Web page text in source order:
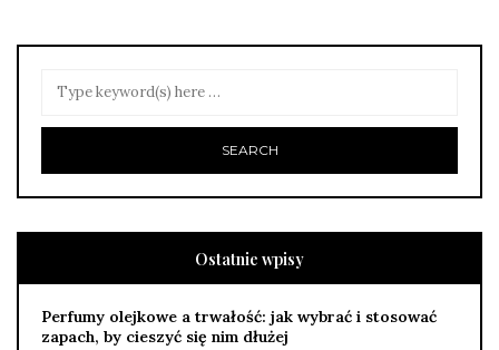
Ostatnie wpisy
Perfumy olejkowe a trwałość: jak wybrać i stosować
zapach, by cieszyć się nim dłużej